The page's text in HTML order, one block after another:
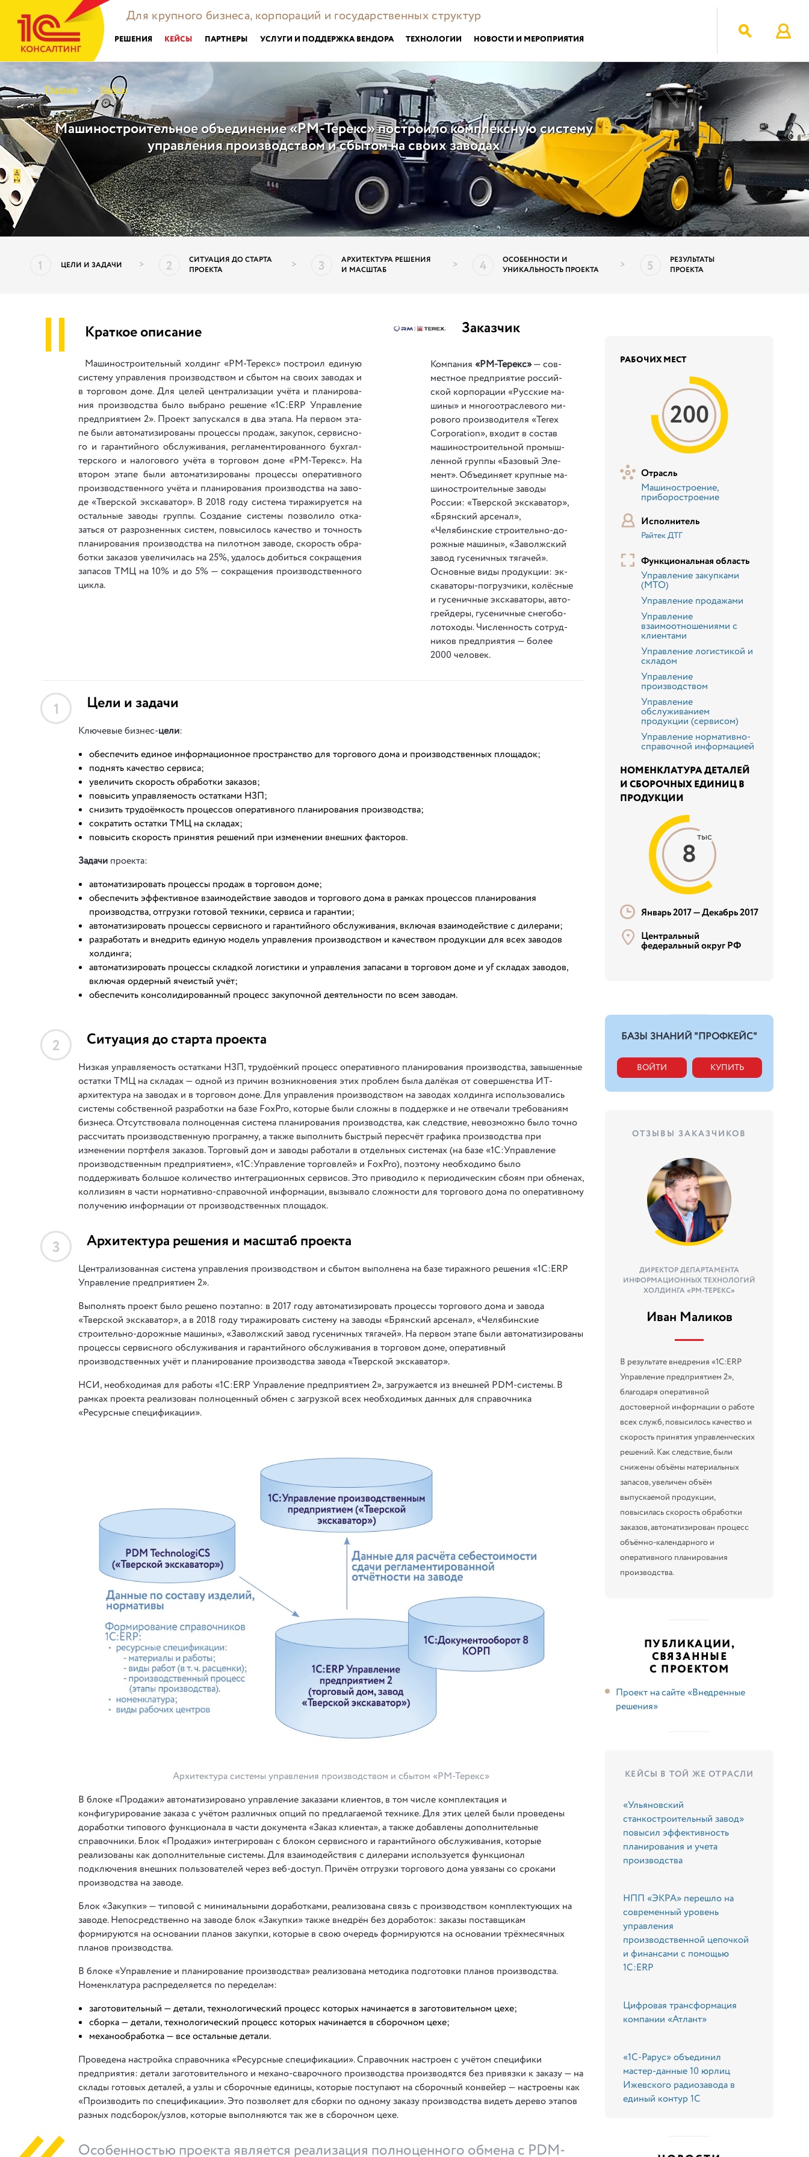
Для крупного бизнеса, корпораций и государственных структур
РЕШЕНИЯ КЕЙСЫ ПАРТНЕРЫ УСЛУГИ И ПОДДЕРЖКА ВЕНДОРА ТЕХНОЛОГИИ НОВОСТИ И МЕРОПРИЯТИЯ
Главная > Кейсы
Машиностроительное объединение «РМ-Терекс» построило комплексную систему
управления производством и сбытом на своих заводах
1 ЦЕЛИ И ЗАДАЧИ > 2
СИТУАЦИЯ ДО СТАРТА
ПРОЕКТА
> 3
АРХИТЕКТУРА РЕШЕНИЯ
И МАСШТАБ
> 4
ОСОБЕННОСТИ И
УНИКАЛЬНОСТЬ ПРОЕКТА
> 5
РЕЗУЛЬТАТЫ
ПРОЕКТА
|| Краткое описание
Машиностроительный холдинг «РМ-Терекс» по­стро­ил еди­ную
си­сте­му упра­вле­ния про­из­вод­ством и сбы­том на сво­их за­во­дах и
в тор­го­вом до­ме. Для це­лей цен­тра­ли­за­ции учё­та и пла­ни­ро­ва­
ния про­из­вод­ства бы­ло вы­бра­но ре­ше­ние «1С:ERP Управ­ле­ние
пред­при­я­ти­ем 2». Про­ект за­пус­кал­ся в два эта­па. На пер­вом эта­
пе бы­ли ав­то­ма­ти­зи­ро­ва­ны про­цес­сы про­даж, за­ку­пок, сер­вис­но­
го и га­ран­тий­но­го об­слу­жи­ва­ния, ре­гла­мен­ти­ро­ван­но­го бух­гал­
тер­ско­го и на­ло­го­во­го учё­та в тор­го­вом до­ме «РМ-Терекс». На
вто­ром эта­пе бы­ли ав­то­ма­ти­зи­ро­ва­ны про­цес­сы опе­ра­тив­но­го
про­из­вод­ствен­но­го учё­та и пла­ни­ро­ва­ния про­из­вод­ства на за­во­
де «Тверской эк­ска­ва­тор». В 2018 го­ду си­сте­ма ти­ра­жи­ру­ет­ся на
ос­таль­ные за­во­ды груп­пы. Соз­да­ние си­сте­мы по­зво­ли­ло от­ка­
зать­ся от раз­роз­нен­ных си­стем, по­вы­си­лось ка­чес­тво и точ­ность
пла­ни­ро­ва­ния про­из­вод­ства на пи­лот­ном за­во­де, ско­рость об­ра­
бот­ки за­ка­зов уве­ли­чи­лась на 25%, уда­лось до­бить­ся со­кра­ще­ния
за­па­сов ТМЦ на 10% и до 5% — со­кра­ще­ния про­из­вод­ствен­но­го
цик­ла.
Заказчик
Компания«РМ-Терекс»— сов­
мест­ное пред­при­я­тие рос­сий­
ской кор­по­ра­ции «Рус­ские ма­
ши­ны» и мно­го­о­тра­сле­во­го ми­
ро­во­го про­из­во­ди­те­ля «Terex
Cor­po­ra­tion», вхо­дит в со­став
ма­ши­но­стро­и­тель­ной про­мыш­
лен­ной груп­пы «Ба­зо­вый Эле­
мент». Объе­ди­ня­ет круп­ные ма­
ши­но­стро­и­тель­ные за­во­ды
России: «Тверской эк­ска­ва­тор»,
«Брянский ар­се­нал»,
«Челябинские стро­и­тель­но-до­
рож­ные ма­ши­ны», «Заволжский
за­вод гу­се­нич­ных тя­га­чей».
Основ­ные ви­ды про­дук­ции: эк­
ска­ва­то­ры-по­груз­чи­ки, ко­лёс­ные
и гу­се­нич­ные эк­ска­ва­то­ры, ав­то­
грей­де­ры, гу­се­нич­ные сне­го­бо­
ло­то­хо­ды. Чис­лен­ность сот­руд­
ни­ков пред­при­я­тия — бо­лее
2000 че­ло­век.
1 Цели и задачи
Ключевые бизнес-цели:
обеспечить единое информационное пространство для торгового дома и производственных площадок;
поднять качество сервиса;
увеличить скорость обработки заказов;
повысить управляемость остатками НЗП;
снизить трудоёмкость процессов оперативного планирования производства;
сократить остатки ТМЦ на складах;
повысить скорость принятия решений при изменении внешних факторов.
Задачи проекта:
автоматизировать процессы продаж в торговом доме;
обеспечить эффективное взаимодействие заводов и торгового дома в рамках процессов планирования
производства, отгрузки готовой техники, сервиса и гарантии;
автоматизировать процессы сервисного и гарантийного обслуживания, включая взаимодействие с дилерами;
разработать и внедрить единую модель управления производством и качеством продукции для всех заводов
холдинга;
автоматизировать процессы складкой логистики и управления запасами в торговом доме и yf складах заводов,
включая ордерный ячеистый учёт;
обеспечить консолидированный процесс закупочной деятельности по всем заводам.
2 Ситуация до старта проекта
Низкая управляемость остатками НЗП, трудоёмкий процесс оперативного планирования производства, завышенные
остатки ТМЦ на складах — одной из причин возникновения этих проблем была далёкая от совершенства ИТ-
архитектура на заводах и в торговом доме. Для управления производством на заводах холдинга использовались
системы собственной разработки на базе FoxPro, которые были сложны в поддержке и не отвечали требованиям
бизнеса. Отсутствовала полноценная система планирования производства, как следствие, невозможно было точно
рассчитать производственную программу, а также выполнить быстрый пересчёт графика производства при
изменении портфеля заказов. Торговый дом и заводы работали в отдельных системах (на базе «1С:Управление
производственным предприятием», «1С:Управление торговлей» и FoxPro), поэтому необходимо было
поддерживать большое количество интеграционных сервисов. Это приводило к периодическим сбоям при обменах,
коллизиям в части нормативно-справочной информации, вызывало сложности для торгового дома по оперативному
получению информации от производственных площадок.
3 Архитектура решения и масштаб проекта
Централизованная система управления производством и сбытом выполнена на базе тиражного решения «1С:ERP
Управление предприятием 2».
Выполнять проект было решено поэтапно: в 2017 году автоматизировать процессы торгового дома и завода
«Тверской экскаватор», а в 2018 году тиражировать систему на заводы «Брянский арсенал», «Челябинские
строительно-дорожные машины», «Заволжский завод гусеничных тягачей». На первом этапе были автоматизированы
процессы сервисного обслуживания и гарантийного обслуживания в торговом доме, оперативный
производственных учёт и планирование производства завода «Тверской экскаватор».
НСИ, необходимая для работы «1С:ERP Управление предприятием 2», загружается из внешней PDM-системы. В
рамках проекта реализован полноценный обмен с загрузкой всех необходимых данных для справочника
«Ресурсные спецификации».
Архитектура системы управления производством и сбытом «РМ-Терекс»
В блоке «Продажи» автоматизировано управление заказами клиентов, в том числе комплектация и
конфигурирование заказа с учётом различных опций по предлагаемой технике. Для этих целей были проведены
доработки типового функционала в части документа «Заказ клиента», а также добавлены дополнительные
справочники. Блок «Продажи» интегрирован с блоком сервисного и гарантийного обслуживания, которые
реализованы как дополнительные системы. Для взаимодействия с дилерами используется функционал
подключения внешних пользователей через веб-доступ. Причём отгрузки торгового дома увязаны со сроками
производства на заводе.
Блок «Закупки» — типовой с минимальными доработками, реализована связь с производством комплектующих на
заводе. Непосредственно на заводе блок «Закупки» также внедрён без доработок: заказы поставщикам
формируются на основании планов закупки, которые в свою очередь формируются на основании трёхмесячных
планов производства.
В блоке «Управление и планирование производства» реализована методика подготовки планов производства.
Номенклатура распределяется по переделам:
заготовительный — детали, технологический процесс которых начинается в заготовительном цехе;
сборка — детали, технологический процесс которых начинается в сборочном цехе;
механообработка — все остальные детали.
Проведена настройка справочника «Ресурсные спецификации». Справочник настроен с учётом специфики
предприятия: детали заготовительного и механо-сварочного производства производятся без привязки к заказу — на
склады готовых деталей, а узлы и сборочные единицы, которые поступают на сборочный конвейер — настроены как
«Производить по спецификации». Это позволяет для сборки по одному заказу производства видеть дерево этапов
разных подсборок/узлов, которые выполняются так же в сборочном цехе.
Особенностью проекта является реализация полноценного обмена с PDM-
РАБОЧИХ МЕСТ
200
Отрасль
Машиностроение,
приборостроение
Исполнитель
Райтек ДТГ
Функциональная область
Управление закупками
(МТО)
Управление продажами
Управление
взаимоотношениями с
клиентами
Управление логистикой и
складом
Управление
производством
Управление
обслуживанием
продукции (сервисом)
Управление нормативно-
справочной информацией
НОМЕНКЛАТУРА ДЕТАЛЕЙ
И СБОРОЧНЫХ ЕДИНИЦ В
ПРОДУКЦИИ
8
тыс
Январь 2017 —Декабрь 2017
Центральный
федеральный округ РФ
БАЗЫ ЗНАНИЙ "ПРОФКЕЙС"
ВОЙТИ КУПИТЬ
ОТЗЫВЫ ЗАКАЗЧИКОВ
ДИРЕКТОР ДЕПАРТАМЕНТА
ИНФОРМАЦИОННЫХ ТЕХНОЛОГИЙ
ХОЛДИНГА «РМ-ТЕРЕКС»
Иван Маликов
В результате внедрения «1С:ERP
Управление предприятием 2»,
благодаря оперативной
достоверной информации о работе
всех служб, повысилось качество и
скорость принятия управленческих
решений. Как следствие, были
снижены объёмы материальных
запасов, увеличен объём
выпускаемой продукции,
повысилась скорость обработки
заказов, автоматизирован процесс
объёмно-календарного и
оперативного планирования
производства.
ПУБЛИКАЦИИ,
СВЯЗАННЫЕ
С ПРОЕКТОМ
Проект на сайте «Внедренные
решения»
КЕЙСЫ В ТОЙ ЖЕ ОТРАСЛИ
«Ульяновский
станкостроительный завод»
повысил эффективность
планирования и учета
производства
НПП «ЭКРА» перешло на
современный уровень
управления
производственной цепочкой
и финансами с помощью
1С:ERP
Цифровая трансформация
компании «Атлант»
«1С-Рарус» объединил
мастер-данные 10 юрлиц
Ижевского радиозавода в
единый контур 1С